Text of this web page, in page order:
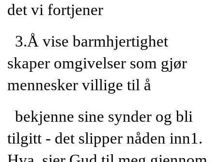
det vi fortjener
3.Å vise barmhjertighet
skaper omgivelser som gjør
mennesker villige til å
bekjenne sine synder og bli
tilgitt - det slipper nåden inn1.